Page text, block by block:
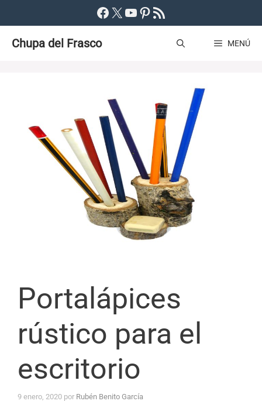
al
contenido
Facebook
X YouTube
Pinterest
Feed RSS
Chupa del Frasco MENÚ
Portalápices
rústico para el
escritorio
9 enero, 2020 por Rubén Benito García